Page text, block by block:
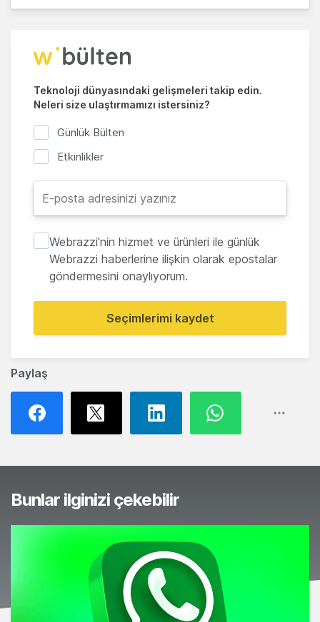
Paylaş
Teknoloji dünyasındaki gelişmeleri takip edin.
Neleri size ulaştırmamızı istersiniz?
Günlük Bülten
Etkinlikler
Webrazzi'nin hizmet ve ürünleri ile günlük
Webrazzi haberlerine ilişkin olarak epostalar
göndermesini onaylıyorum.
Seçimlerimi kaydet
Bunlar ilginizi çekebilir